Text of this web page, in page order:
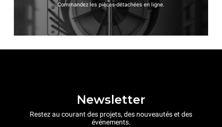
Commandez les pièces-détachées en ligne.
Newsletter
Restez au courant des projets, des nouveautés et des
événements.